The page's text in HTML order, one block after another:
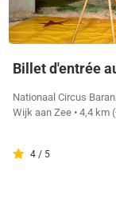
Billet d'entrée
Nationaal Circus
Wijk aan Zee • 4,4 km
4 / 5